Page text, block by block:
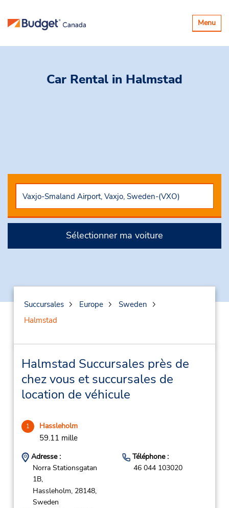
Basculer
la
Menu
Car Rental in Halmstad
Sélectionner ma voiture
Succursales Europe
Sweden
Halmstad
Halmstad Succursales près de
chez vous et succursales de
location de véhicule
1 Hassleholm
59.11 mille
Adresse :
Norra Stationsgatan
1B,
Hassleholm, 28148,
Sweden
Téléphone :
46 044 103020